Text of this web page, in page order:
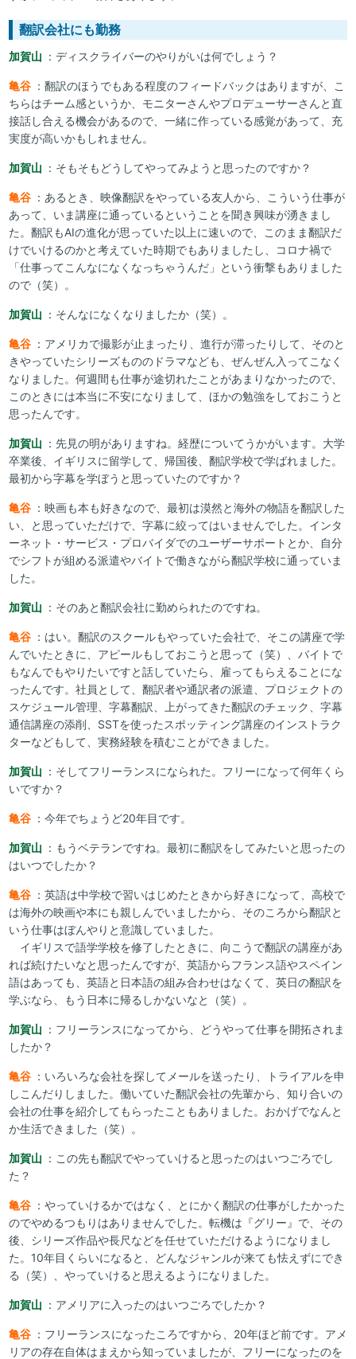
翻訳会社にも勤務
加賀山 ：ディスクライバーのやりがいは何でしょう？
亀谷 ：翻訳のほうでもある程度のフィードバックはありますが、こ
ちらはチーム感というか、モニターさんやプロデューサーさんと直
接話し合える機会があるので、一緒に作っている感覚があって、充
実度が高いかもしれません。
加賀山 ：そもそもどうしてやってみようと思ったのですか？
亀谷 ：あるとき、映像翻訳をやっている友人から、こういう仕事が
あって、いま講座に通っているということを聞き興味が湧きまし
た。翻訳もAIの進化が思っていた以上に速いので、このまま翻訳だ
けでいけるのかと考えていた時期でもありましたし、コロナ禍で
「仕事ってこんなになくなっちゃうんだ」という衝撃もありました
ので（笑）。
加賀山 ：そんなになくなりましたか（笑）。
亀谷 ：アメリカで撮影が止まったり、進行が滞ったりして、そのと
きやっていたシリーズもののドラマなども、ぜんぜん入ってこなく
なりました。何週間も仕事が途切れたことがあまりなかったので、
このときには本当に不安になりまして、ほかの勉強をしておこうと
思ったんです。
加賀山 ：先見の明がありますね。経歴についてうかがいます。大学
卒業後、イギリスに留学して、帰国後、翻訳学校で学ばれました。
最初から字幕を学ぼうと思っていたのですか？
亀谷 ：映画も本も好きなので、最初は漠然と海外の物語を翻訳した
い、と思っていただけで、字幕に絞ってはいませんでした。インタ
ーネット・サービス・プロバイダでのユーザーサポートとか、自分
でシフトが組める派遣やバイトで働きながら翻訳学校に通っていま
した。
加賀山 ：そのあと翻訳会社に勤められたのですね。
亀谷 ：はい。翻訳のスクールもやっていた会社で、そこの講座で学
んでいたときに、アピールもしておこうと思って（笑）、バイトで
もなんでもやりたいですと話していたら、雇ってもらえることにな
ったんです。社員として、翻訳者や通訳者の派遣、プロジェクトの
スケジュール管理、字幕翻訳、上がってきた翻訳のチェック、字幕
通信講座の添削、SSTを使ったスポッティング講座のインストラク
ターなどもして、実務経験を積むことができました。
加賀山 ：そしてフリーランスになられた。フリーになって何年くら
いですか？
亀谷 ：今年でちょうど20年目です。
加賀山 ：もうベテランですね。最初に翻訳をしてみたいと思ったの
はいつでしたか？
亀谷 ：英語は中学校で習いはじめたときから好きになって、高校で
は海外の映画や本にも親しんでいましたから、そのころから翻訳と
いう仕事はぼんやりと意識していました。
イギリスで語学学校を修了したときに、向こうで翻訳の講座があ
れば続けたいなと思ったんですが、英語からフランス語やスペイン
語はあっても、英語と日本語の組み合わせはなくて、英日の翻訳を
学ぶなら、もう日本に帰るしかないなと（笑）。
加賀山 ：フリーランスになってから、どうやって仕事を開拓されま
したか？
亀谷 ：いろいろな会社を探してメールを送ったり、トライアルを申
しこんだりしました。働いていた翻訳会社の先輩から、知り合いの
会社の仕事を紹介してもらったこともありました。おかげでなんと
か生活できました（笑）。
加賀山 ：この先も翻訳でやっていけると思ったのはいつごろでし
た？
亀谷 ：やっていけるかではなく、とにかく翻訳の仕事がしたかった
のでやめるつもりはありませんでした。転機は『グリー』で、その
後、シリーズ作品や長尺などを任せていただけるようになりまし
た。10年目くらいになると、どんなジャンルが来ても怯えずにでき
る（笑）、やっていけると思えるようになりました。
加賀山 ：アメリアに入ったのはいつごろでしたか？
亀谷 ：フリーランスになったころですから、20年ほど前です。アメ
リアの存在自体はまえから知っていましたが、フリーになったのを